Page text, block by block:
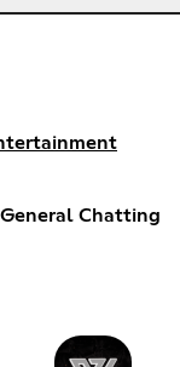
General Chatting